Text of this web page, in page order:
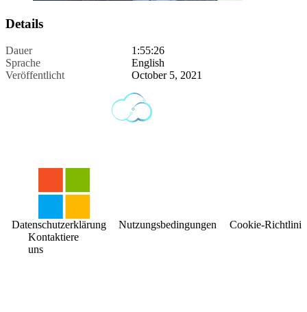
Details
Dauer
1:55:26
Sprache
English
Veröffentlicht
October 5, 2021
Kontaktiere
uns
Datenschutzerklärung Nutzungsbedingungen Cookie-Richtlinie